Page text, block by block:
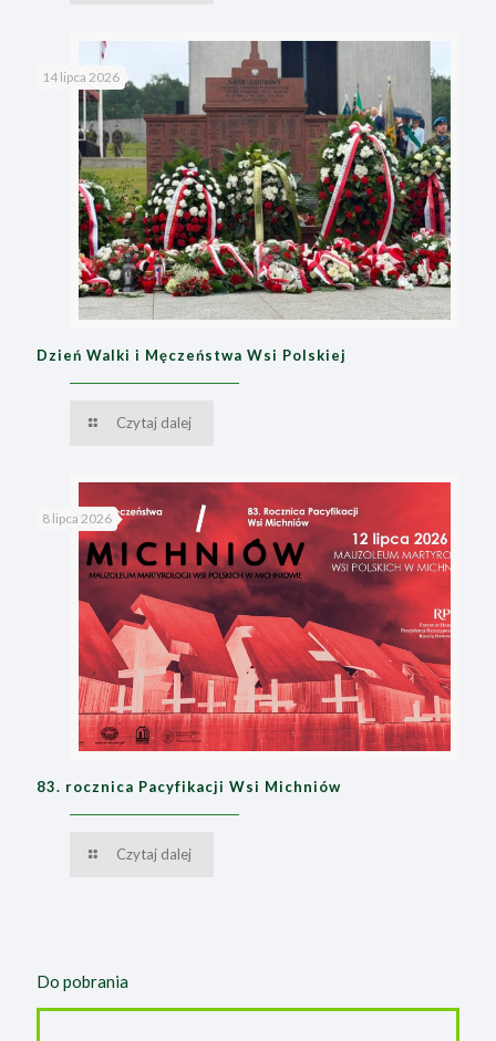
14 lipca 2026
Dzień Walki i Męczeństwa Wsi Polskiej
Czytaj dalej
8 lipca 2026
83. rocznica Pacyfikacji Wsi Michniów
Czytaj dalej
Do pobrania